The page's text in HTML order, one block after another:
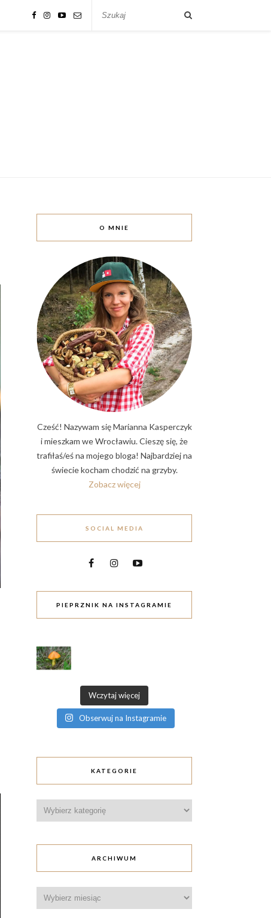
O MNIE
Cześć! Nazywam się Marianna Kasperczyk
i mieszkam we Wrocławiu. Cieszę się, że
trafiłaś/eś na mojego bloga! Najbardziej na
świecie kocham chodzić na grzyby.
Zobacz więcej
SOCIAL MEDIA
PIEPRZNIK NA INSTAGRAMIE
Wczytaj więcej
Obserwuj na Instagramie
KATEGORIE
ARCHIWUM